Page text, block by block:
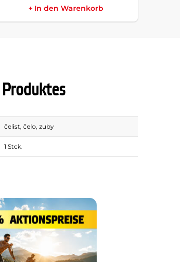
+ In den Warenkorb
čelist, čelo, zuby
1 Stck.